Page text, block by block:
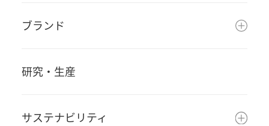
ブランド
研究・生産
サステナビリティ